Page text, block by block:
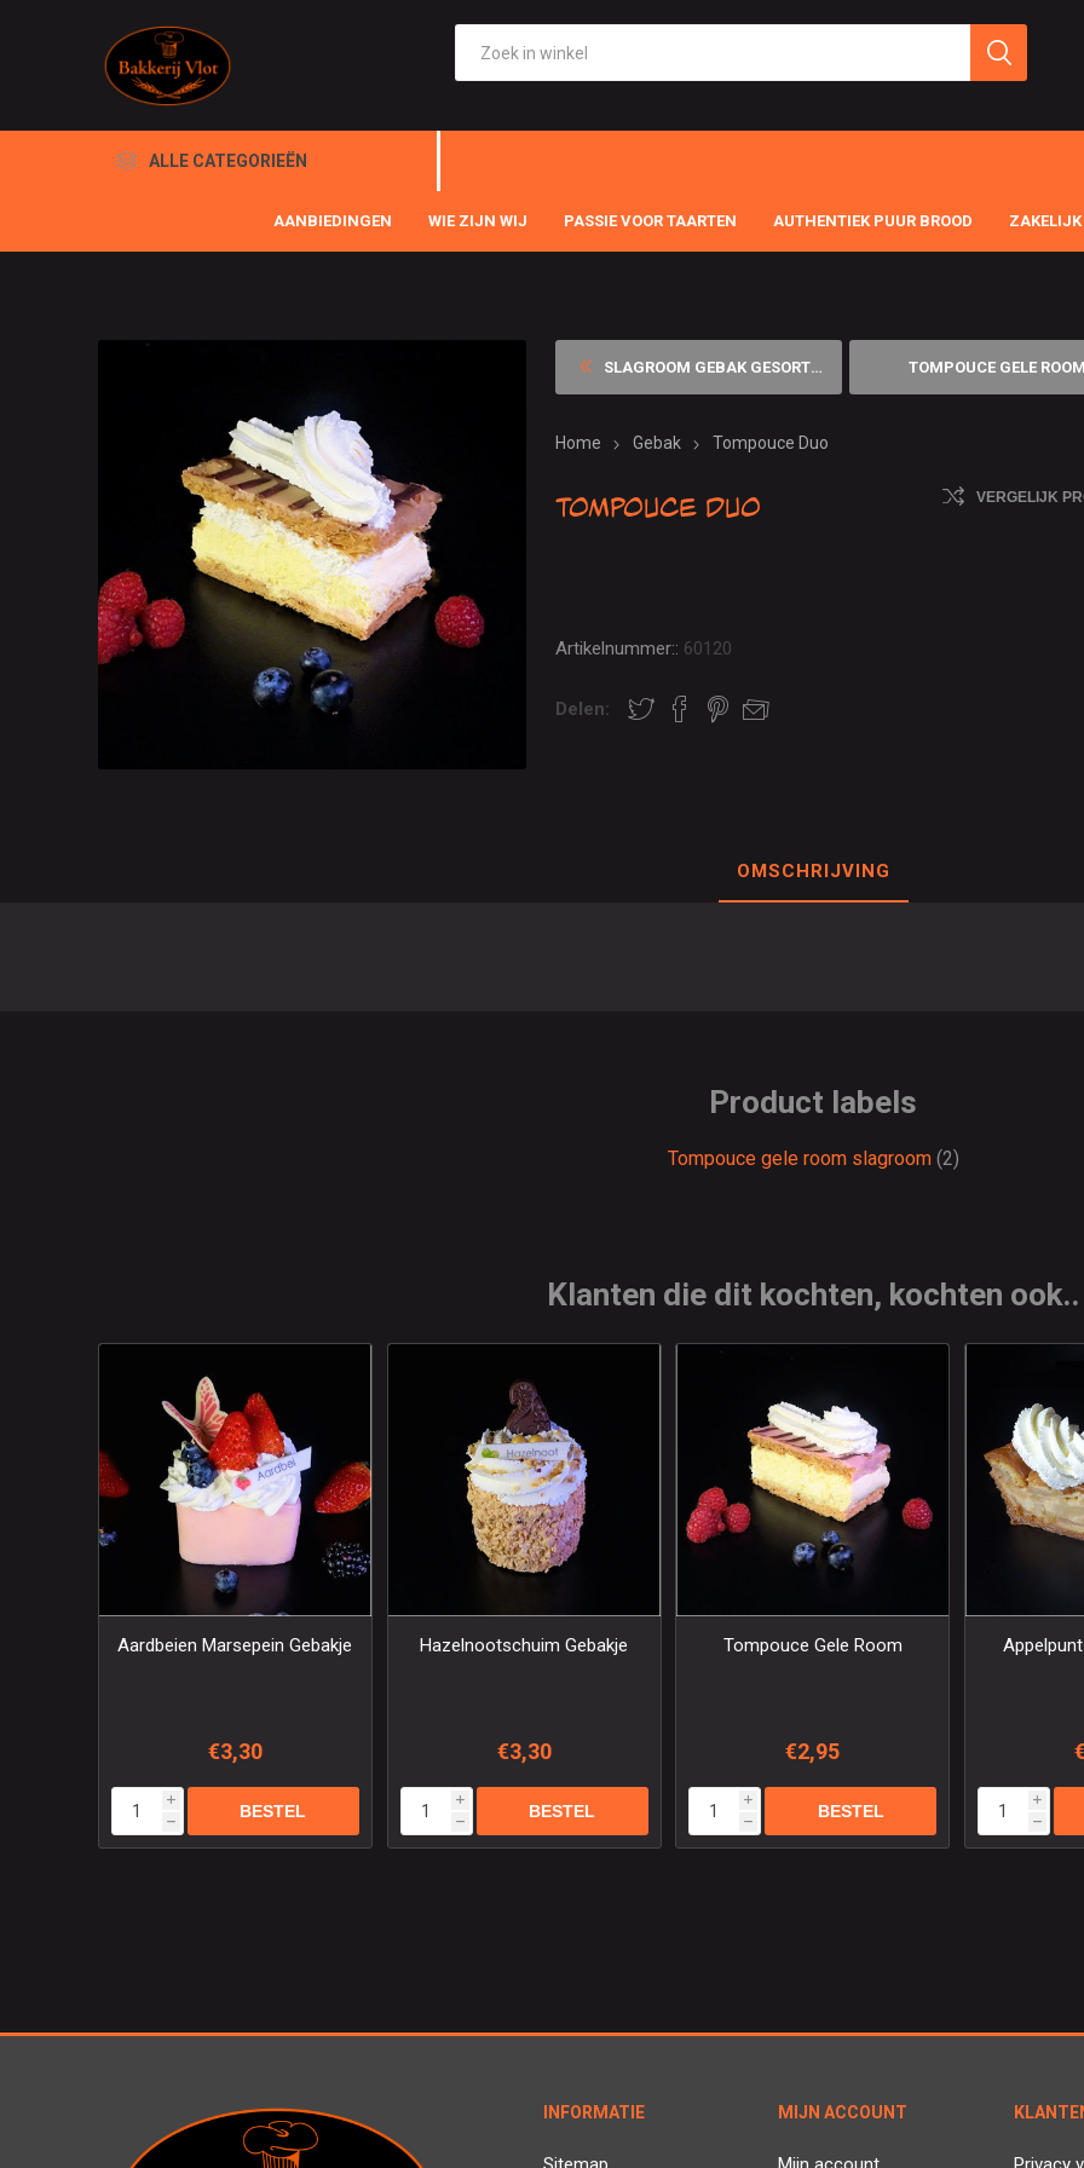
ALLE CATEGORIEËN
AANBIEDINGEN WIE ZIJN WIJ PASSIE VOOR TAARTEN AUTHENTIEK PUUR BROOD ZAKELIJK
SLAGROOM GEBAK GESORTEERD TOMPOUCE GELE ROOM
Home Gebak Tompouce Duo
Tompouce Duo VERGELIJK
Artikelnummer:: 60120
Delen:
OMSCHRIJVING
Product labels
Tompouce gele room slagroom (2)
Klanten die dit kochten, kochten ook..
Aardbeien Marsepein Gebakje
€3,30
i
h
Hazelnootschuim Gebakje
€3,30
i
h
Tompouce Gele Room
€2,95
i
h
i
h
INFORMATIE MIJN ACCOUNT